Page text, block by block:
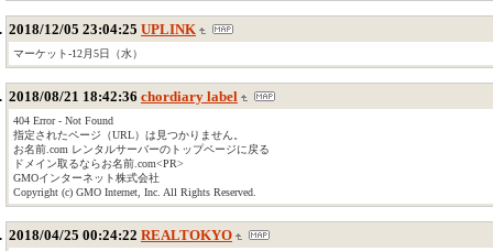
2018/12/05 23:04:25 UPLINK
マーケット-12月5日（水）
2018/08/21 18:42:36 chordiary label
404 Error - Not Found
指定されたページ（URL）は見つかりません。
お名前.com レンタルサーバーのトップページに戻る
ドメイン取るならお名前.com<PR>
GMOインターネット株式会社
Copyright (c) GMO Internet, Inc. All Rights Reserved.
2018/04/25 00:24:22 REALTOKYO